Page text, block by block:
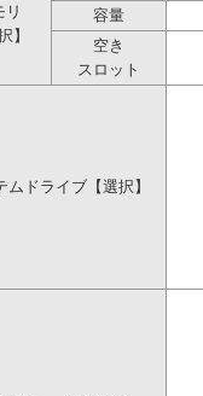
リ
】
容量
空き
スロット
ムドライブ【選択】